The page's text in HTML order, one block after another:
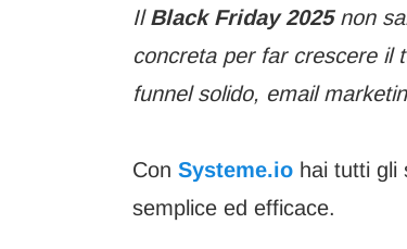
IlBlack Friday 2025non
concreta per far crescere il
funnel solido, email
Con Systeme.io hai tutti gli
semplice ed efficace.